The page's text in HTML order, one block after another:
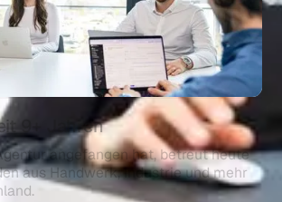
9+ Jahren
angefangen hat, betreut heute
aus Handwerk, Industrie und mehr